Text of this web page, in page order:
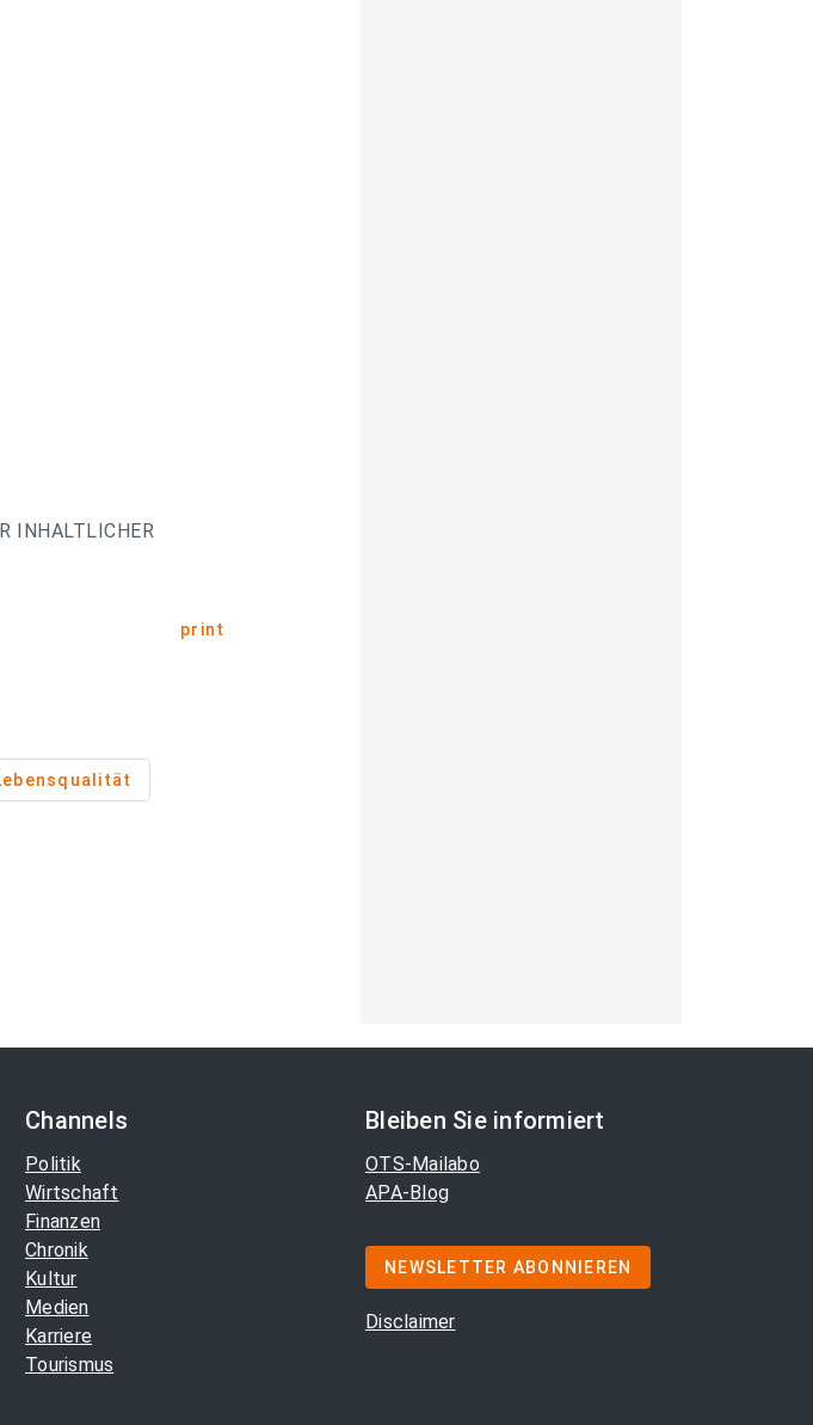
INHALTLICHER
print
Channels
Politik
Wirtschaft
Finanzen
Chronik
Kultur
Medien
Karriere
Tourismus
Bleiben Sie informiert
OTS-Mailabo
APA-Blog
NEWSLETTER ABONNIEREN
Disclaimer